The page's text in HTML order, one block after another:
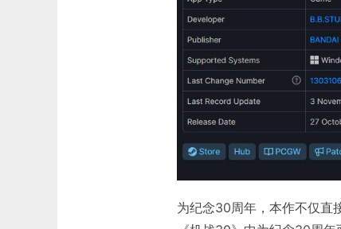
为纪念30周年，本作不仅直